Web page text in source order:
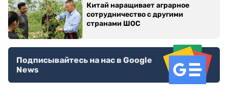
Китай наращивает аграрное
сотрудничество с другими
странами ШОС
Подписывайтесь на нас в Google
News